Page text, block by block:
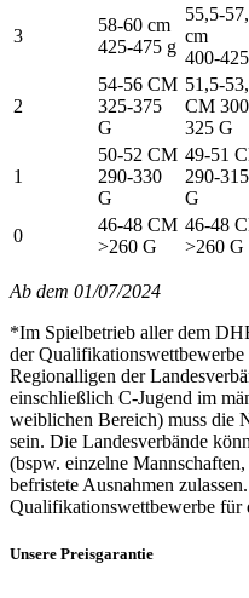
3
58-60 cm
425-475 g
55,5-
cm
400-
2
54-56 CM
325-375
G
51,5-
CM
325 G
1
50-52 CM
290-330
G
49-51
290-315
G
0
46-48 CM
>260 G
46-48
>260 G
Ab dem 01/07/2024
*Im Spielbetrieb aller dem
der Qualifikationswettbewerbe
Regionalligen der
einschließlich C-Jugend im
weiblichen Bereich) muss die
sein. Die Landesverbände
(bspw. einzelne
befristete Ausnahmen
Qualifikationswettbewerbe für
Unsere Preisgarantie